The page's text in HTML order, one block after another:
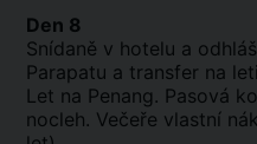
Den 8
Snídaně v hotelu a
Parapatu a transfer na
Let na Penang. Pasová
nocleh. Večeře vlastní